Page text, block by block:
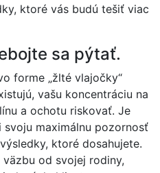
ktoré vás budú tešiť viac
sa pýtať.
forme „žlté vlajočky“
vašu koncentráciu na
a ochotu riskovať. Je
maximálnu pozornosť
ktoré dosahujete.
od svojej rodiny,